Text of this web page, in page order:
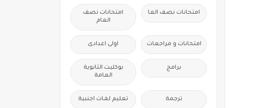
امتحانات نصف العا
امتحانات نصف
العام
امتحانات و مراجعات اولى اعدادى
برامج
بوكليت الثانوية
العامة
ترجمة تعليم لغات اجنبية